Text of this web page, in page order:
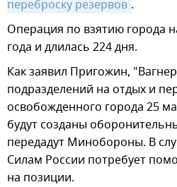
переброску резервов .
Операция по взятию города
года и длилась 224 дня.
Как заявил Пригожин,
подразделений на отдых и
освобожденного города 25
будут созданы
передадут Минобороны. В
Силам России потребует
на позиции.